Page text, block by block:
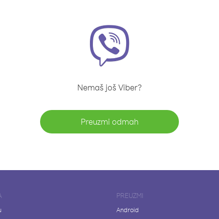
Nemaš još Viber?
Preuzmi odmah
PREUZMI
Android